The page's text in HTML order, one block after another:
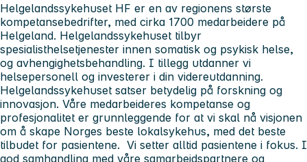
Helgelandssykehuset HF er en av regionens største
kompetansebedrifter, med cirka 1700 medarbeidere på
Helgeland. Helgelandssykehuset tilbyr
spesialisthelsetjenester innen somatisk og psykisk helse,
og avhengighetsbehandling. I tillegg utdanner vi
helsepersonell og investerer i din videreutdanning.
Helgelandssykehuset satser betydelig på forskning og
innovasjon. Våre medarbeideres kompetanse og
profesjonalitet er grunnleggende for at vi skal nå visjonen
om å skape Norges beste lokalsykehus, med det beste
tilbudet for pasientene. Vi setter alltid pasientene i fokus. I
god samhandling med våre samarbeidspartnere og